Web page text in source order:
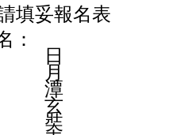
填妥報名表
：
日
月
潭
玄
奘